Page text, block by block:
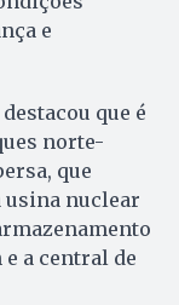
e
que é
norte-
que
usina nuclear
a central de